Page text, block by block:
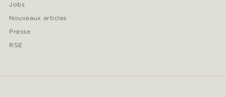
Jobs
Nouveaux articles
Presse
RSE